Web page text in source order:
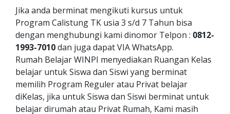
Jika anda berminat mengikuti kursus untuk
Program Calistung TK usia 3 s/d 7 Tahun bisa
dengan menghubungi kami dinomor Telpon : 0812-
1993-7010dan juga dapat VIA WhatsApp.
Rumah Belajar WINPI menyediakan Ruangan Kelas
belajar untuk Siswa dan Siswi yang berminat
memilih Program Reguler atau Privat belajar
diKelas, jika untuk Siswa dan Siswi berminat untuk
belajar dirumah atau Privat Rumah, Kami masih